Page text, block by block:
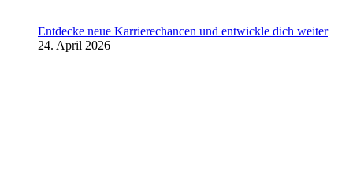
Entdecke neue Karrierechancen und entwickle dich weiter
24. April 2026